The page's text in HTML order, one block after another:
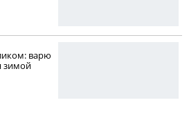
варю
зимой